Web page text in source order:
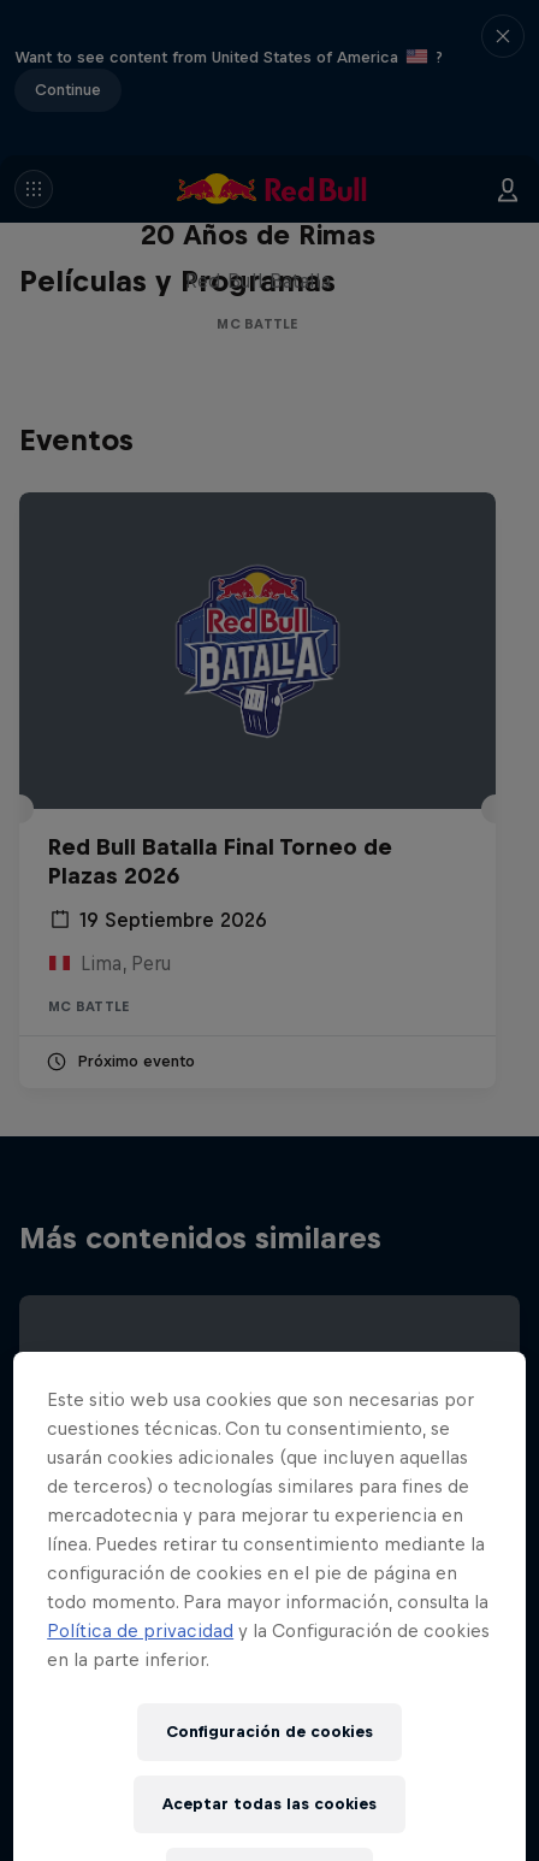
Want to see content from United States of America
?
Continue
Películas y Programas
Red Bull Batalla Nueva Historia:
20 Años de Rimas
Red Bull Batalla
MC BATTLE
Eventos
Red Bull Batalla Final Torneo de
Plazas 2026
19 Septiembre 2026
Lima, Peru
MC BATTLE
Próximo evento
Más contenidos similares
Lima, Peru
Este sitio web usa cookies que son necesarias por
cuestiones técnicas. Con tu consentimiento, se
usarán cookies adicionales (que incluyen aquellas
de terceros) o tecnologías similares para fines de
mercadotecnia y para mejorar tu experiencia en
línea. Puedes retirar tu consentimiento mediante la
configuración de cookies en el pie de página en
todo momento. Para mayor información, consulta la
Política de privacidad y la Configuración de cookies
en la parte inferior.
Configuración de cookies
Aceptar todas las cookies